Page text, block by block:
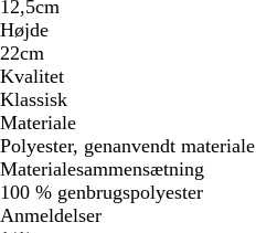
12,5cm
Højde
22cm
Kvalitet
Klassisk
Materiale
Polyester, genanvendt materiale
Materialesammensætning
100 % genbrugspolyester
Anmeldelser